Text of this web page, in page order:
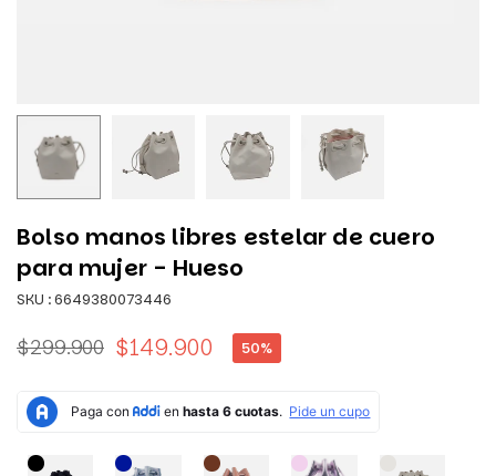
Bolso manos libres estelar de cuero
para mujer - Hueso
SKU :6649380073446
Precio
$299.900 $149.900 50%